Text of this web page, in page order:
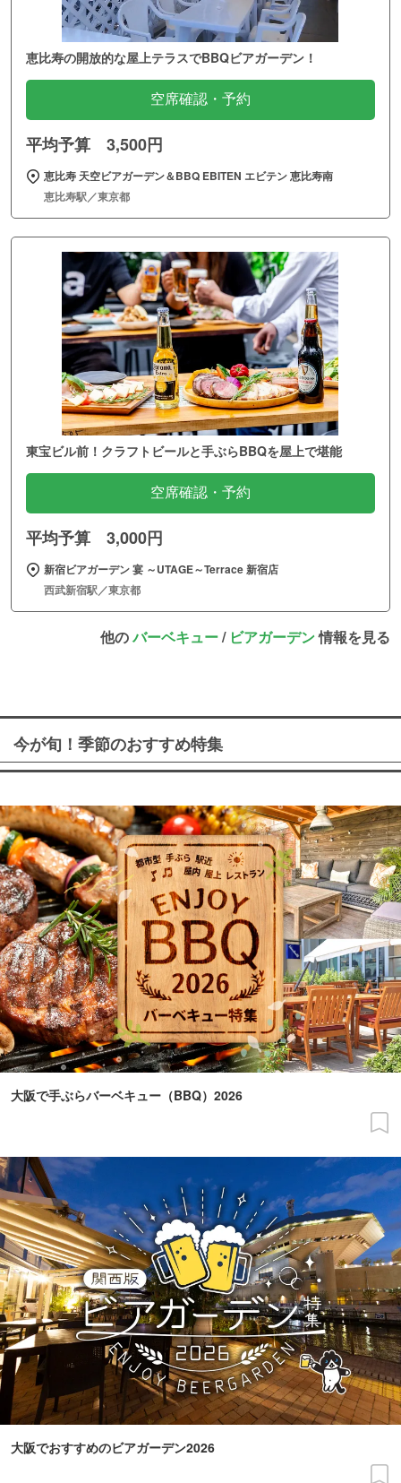
恵比寿の開放的な屋上テラスでBBQビアガーデン！
空席確認・予約
平均予算 3,500円
恵比寿 天空ビアガーデン＆BBQ EBITEN エビテン 恵比寿南
恵比寿駅／東京都
東宝ビル前！クラフトビールと手ぶらBBQを屋上で堪能
空席確認・予約
平均予算 3,000円
新宿ビアガーデン 宴 ～UTAGE～Terrace 新宿店
西武新宿駅／東京都
他のバーベキュー/ ビアガーデン情報を見る
今が旬！季節のおすすめ特集
大阪で手ぶらバーベキュー（BBQ）2026
大阪でおすすめのビアガーデン2026